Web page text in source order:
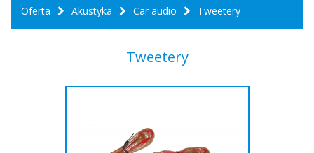
Oferta Akustyka Car audio Tweetery
Tweetery